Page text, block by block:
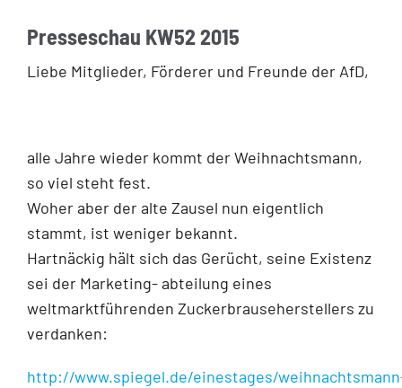
Presseschau KW52 2015
Liebe Mitglieder, Förderer und Freunde der AfD,
alle Jahre wieder kommt der Weihnachtsmann,
so viel steht fest.
Woher aber der alte Zausel nun eigentlich
stammt, ist weniger bekannt.
Hartnäckig hält sich das Gerücht, seine Existenz
sei der Marketing- abteilung eines
weltmarktführenden Zuckerbrauseherstellers zu
verdanken:
http://www.spiegel.de/einestages/